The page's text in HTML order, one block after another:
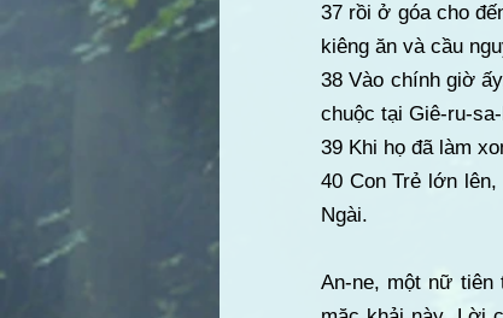
37 rồi ở góa cho
kiêng ăn và cầu
38 Vào chính giờ
chuộc tại Giê-ru-
39 Khi họ đã làm
40 Con Trẻ lớn
Ngài.
An-ne, một nữ tiên